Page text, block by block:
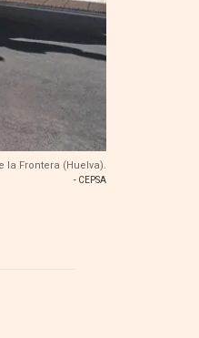
Frontera (Huelva).
- CEPSA